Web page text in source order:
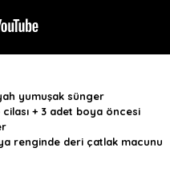
yumuşak sünger
+ 3 adet boya öncesi
renginde deri çatlak macunu